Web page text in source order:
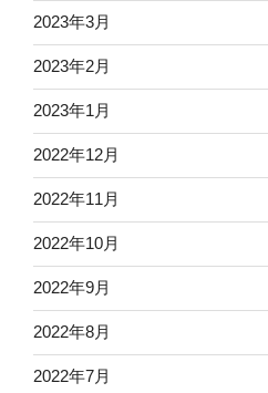
2023年3月
2023年2月
2023年1月
2022年12月
2022年11月
2022年10月
2022年9月
2022年8月
2022年7月